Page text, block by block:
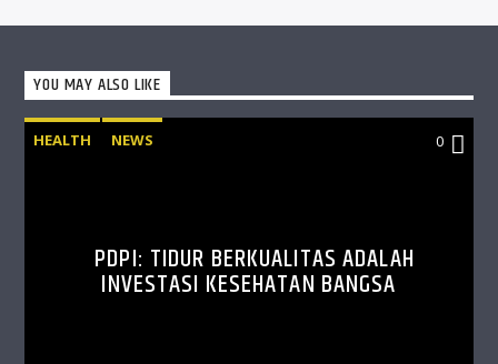
YOU MAY ALSO LIKE
HEALTH NEWS 0
PDPI: TIDUR BERKUALITAS ADALAH
INVESTASI KESEHATAN BANGSA